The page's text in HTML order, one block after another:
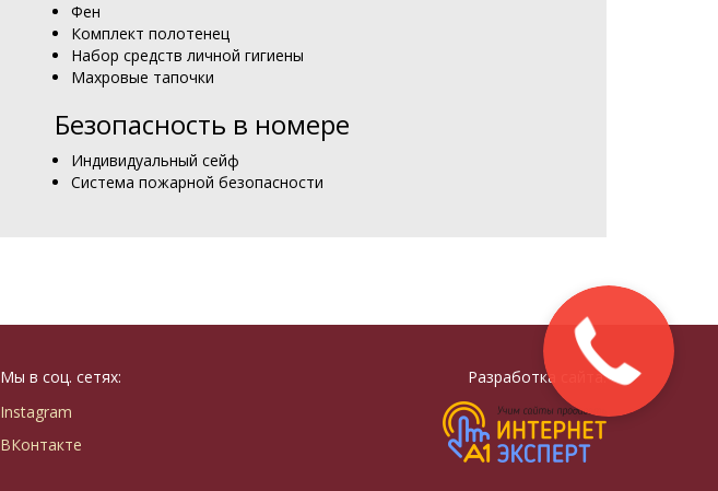
Фен
Комплект полотенец
Набор средств личной гигиены
Махровые тапочки
Безопасность в номере
Индивидуальный сейф
Система пожарной безопасности
Мы в соц. сетях:
Instagram
ВКонтакте
Разработка сайта: